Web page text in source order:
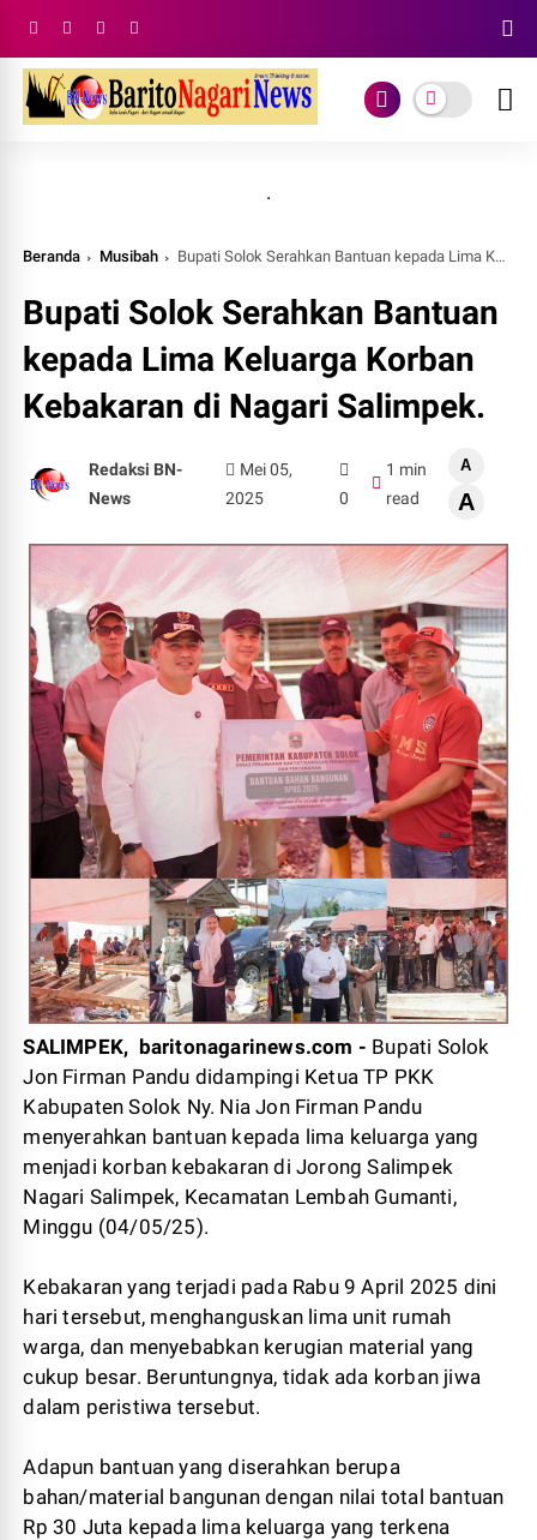
.
Beranda Musibah Bupati Solok Serahkan Bantuan kepada Lima Keluarga Korban Kebakaran di Nagari Salimpek.
Bupati Solok Serahkan Bantuan
kepada Lima Keluarga Korban
Kebakaran di Nagari Salimpek.
Redaksi BN-
News
Mei 05,
2025
0
1 min
read
A
A
SALIMPEK, baritonagarinews.com - Bupati Solok
Jon Firman Pandu didampingi Ketua TP PKK
Kabupaten Solok Ny. Nia Jon Firman Pandu
menyerahkan bantuan kepada lima keluarga yang
menjadi korban kebakaran di Jorong Salimpek
Nagari Salimpek, Kecamatan Lembah Gumanti,
Minggu (04/05/25).
Kebakaran yang terjadi pada Rabu 9 April 2025 dini
hari tersebut, menghanguskan lima unit rumah
warga, dan menyebabkan kerugian material yang
cukup besar. Beruntungnya, tidak ada korban jiwa
dalam peristiwa tersebut.
Adapun bantuan yang diserahkan berupa
bahan/material bangunan dengan nilai total bantuan
Rp 30 Juta kepada lima keluarga yang terkena